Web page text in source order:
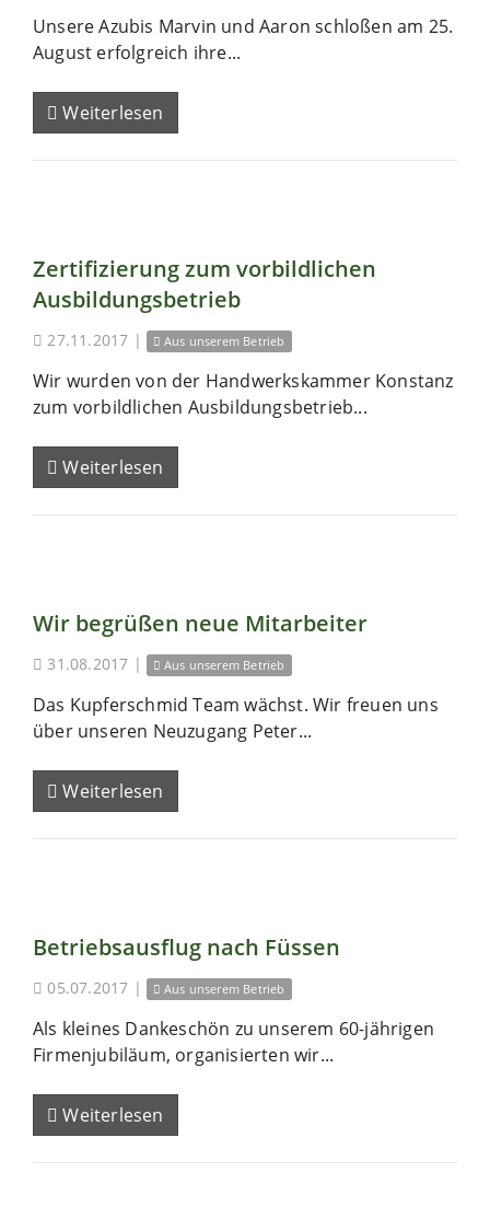
Unsere Azubis Marvin und Aaron schloßen am 25.
August erfolgreich ihre...
Weiterlesen
Zertifizierung zum vorbildlichen
Ausbildungsbetrieb
27.11.2017 | Aus unserem Betrieb
Wir wurden von der Handwerkskammer Konstanz
zum vorbildlichen Ausbildungsbetrieb...
Weiterlesen
Wir begrüßen neue Mitarbeiter
31.08.2017 | Aus unserem Betrieb
Das Kupferschmid Team wächst. Wir freuen uns
über unseren Neuzugang Peter...
Weiterlesen
Betriebsausflug nach Füssen
05.07.2017 | Aus unserem Betrieb
Als kleines Dankeschön zu unserem 60-jährigen
Firmenjubiläum, organisierten wir...
Weiterlesen